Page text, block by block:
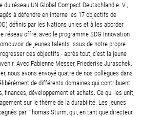
du réseau UN Global Compact Deutschland e. V.,
à défendre en interne les 17 objectifs de
définis par les Nations unies et à les aborder
réseau offre, avec le programme SDG Innovation
de jeunes talents issus de notre propre
ces objectifs - après tout, c'est la jeune
Avec Fabienne Messer, Friederike Juraschek,
nous avons envoyé quatre de nos collègues dans
de différents domaines qui contribuent
finances, développement et achats. Ce qui les unit,
sur le thème de la durabilité. Les jeunes
par Thomas Sturm, qui, en tant que directeur